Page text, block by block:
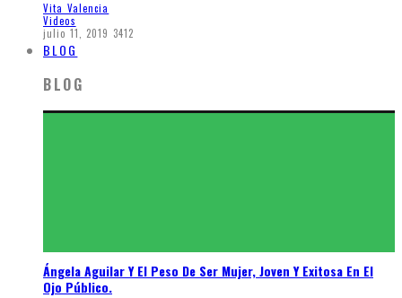
Vita Valencia
Videos
julio 11, 2019 3412
BLOG
BLOG
Ángela Aguilar Y El Peso De Ser Mujer, Joven Y Exitosa En El
Ojo Público.